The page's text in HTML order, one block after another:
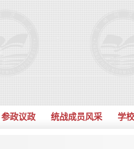
参政议政 统战成员风采 学